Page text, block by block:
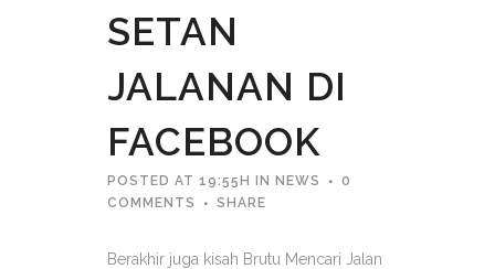
SETAN
JALANAN DI
FACEBOOK
POSTED AT 19:55H IN NEWS
0
COMMENTS
SHARE
Berakhir juga kisah Brutu Mencari Jalan